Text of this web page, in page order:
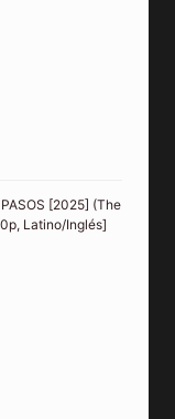
[2025] (The
Latino/Inglés]